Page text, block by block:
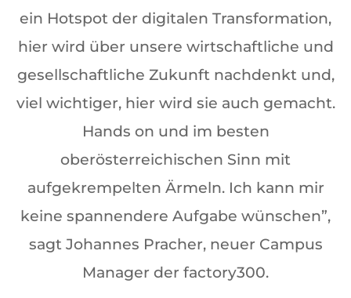
ein Hotspot der digitalen Transformation,
hier wird über unsere wirtschaftliche und
gesellschaftliche Zukunft nachdenkt und,
viel wichtiger, hier wird sie auch gemacht.
Hands on und im besten
oberösterreichischen Sinn mit
aufgekrempelten Ärmeln. Ich kann mir
keine spannendere Aufgabe wünschen”,
sagt Johannes Pracher, neuer Campus
Manager der factory300.